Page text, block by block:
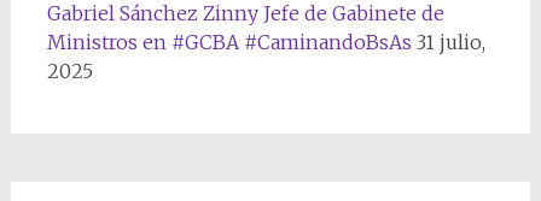
Gabriel Sánchez Zinny Jefe de Gabinete de
Ministros en #GCBA #CaminandoBsAs 31 julio,
2025